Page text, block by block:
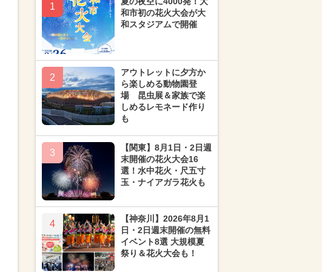
1
和市初の花火大会が大
和スタジアムで開催
2
アウトレットに夕方か
ら楽しめる動物園登
場 昆虫展＆家族で楽
しめるレモネード作り
も
3
【関東】8月1日・2日週
末開催の花火大会16
選！水中花火・尺五寸
玉・ナイアガラ花火も
4
【神奈川】2026年8月1
日・2日週末開催の無料
イベント8選 大規模夏
祭り＆花火大会も！